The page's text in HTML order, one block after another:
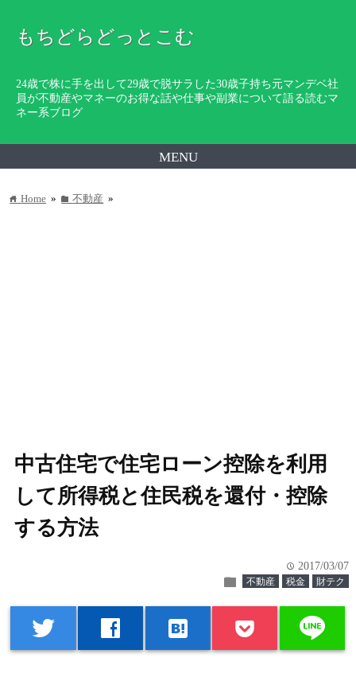
もちどらどっとこむ
24歳で株に手を出して29歳で脱サラした30歳子持ち元マンデベ社
員が不動産やマネーのお得な話や仕事や副業について語る読むマ
ネー系ブログ
MENU
homeHome » folder不動産 »
中古住宅で住宅ローン控除を利用
して所得税と住民税を還付・控除
する方法
time 2017/03/07
folder 不動産 税金 財テク
twitter facebook hatenabookmark line